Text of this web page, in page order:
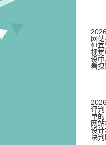
网
但其
视觉
设中
看摄
评判
单的
网
设计
块判